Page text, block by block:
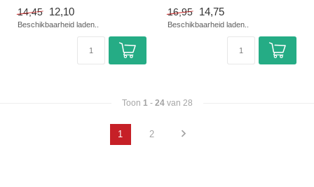
14,45
12,10
Beschikbaarheid laden..
en snel kope...
16,95 14,75
Beschikbaarheid laden..
Toon 1- 24van 28
1 2